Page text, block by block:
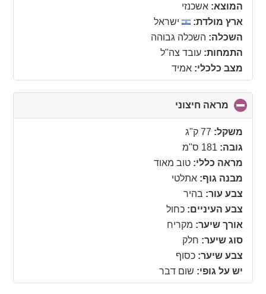
המוצא: אשכנזי
ארץ מולדת:
ישראל
השכלה: השכלה גבוהה
התמחות: עובד צה"ל
מצב כלכלי: אמיד
מראה חיצוני
to
משקל: 77 ק"ג
גובה: 181 ס"מ
מראה כללי: טוב מאוד
מבנה גוף: אתלטי
צבע עור: בהיר
צבע העיניים: כחול
אורך שיער: מקריח
סוג שיער: חלק
צבע שיער: כסוף
יש על גופי: שום דבר